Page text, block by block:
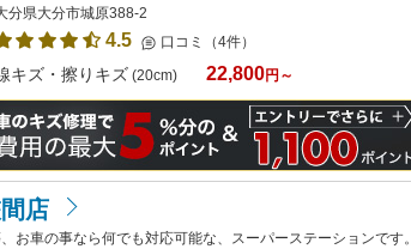
分県大分市城原388-2
4.5 口コミ（4件）
キズ・擦りキズ(20cm) 22,800円～
店
お車の事なら何でも対応可能な、スーパーステーションです。